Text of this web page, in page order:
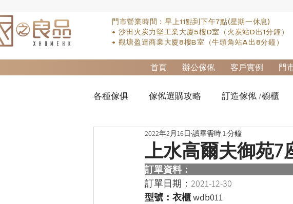
門市營業時間：早上11點到下午7點(星期一休息)
• 沙田火炭力堅工業大廈5樓D室（火炭站D出1分鐘）
• 觀塘盈達商業大廈8樓B室（牛頭角站A出8分鐘）
首頁 辦公傢俬 客戶實例 門
各種傢俱 傢俬選購攻略 訂造傢俬 /櫥櫃
實木床類 櫃-衣櫃 sofa類
床褥類 檯類 櫃-鋼製文
上水高爾夫御苑7
2022年2月16日 讀畢需時 1 分鐘
訂單資料：
訂單日期： 2021-12-30
型號：衣櫃 wdb011